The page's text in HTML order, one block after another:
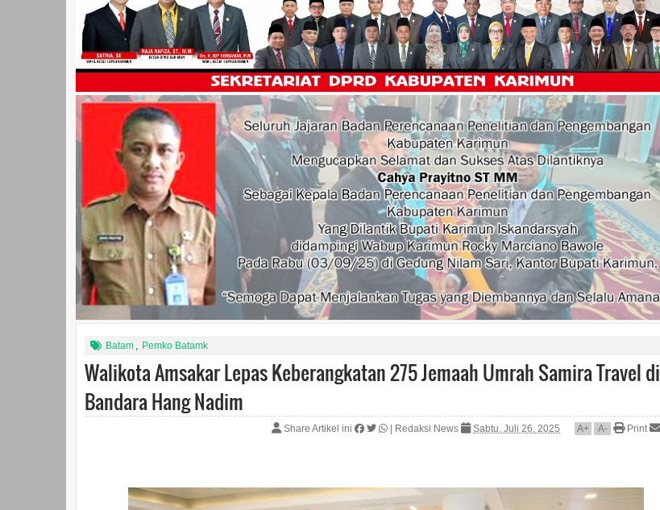
Batam , Pemko Batamk
Walikota Amsakar Lepas Keberangkatan 275 Jemaah Umrah Samira Travel di
Bandara Hang Nadim
Share Artikel ini Redaksi News Sabtu, Juli 26, 2025 A+ A- Print